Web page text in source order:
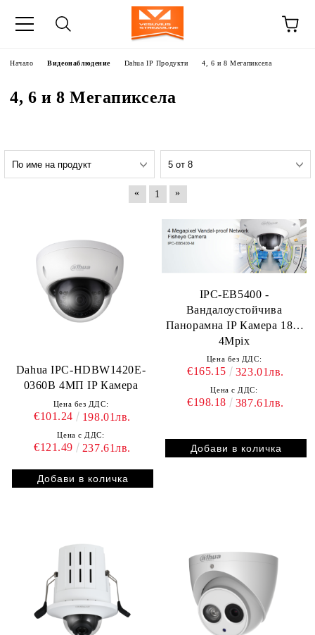
Начало Видеонаблюдение Dahua IP Продукти 4, 6 и 8 Мегапиксела
4, 6 и 8 Мегапиксела
« 1 »
Dahua IPC-HDBW1420E-
0360B 4МП IP Камера
Цена без ДДС:
€101.24 198.01лв.
Цена с ДДС:
€121.49 237.61лв.
IPC-EB5400 -
Вандалоустойчива
Панорамна IP Камера 180º
4Mpix
Цена без ДДС:
€165.15 323.01лв.
Цена с ДДС:
€198.18 387.61лв.